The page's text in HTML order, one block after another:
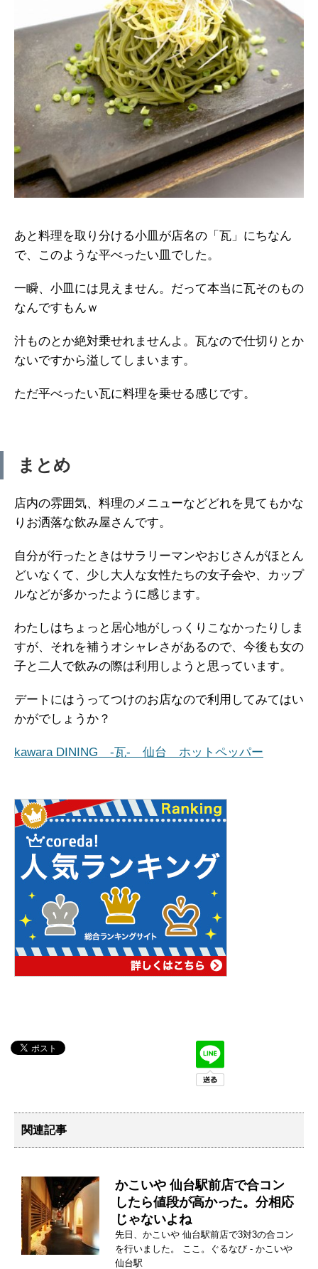
あと料理を取り分ける小皿が店名の「瓦」にちなん
で、このような平べったい皿でした。
一瞬、小皿には見えません。だって本当に瓦そのもの
なんですもんｗ
汁ものとか絶対乗せれませんよ。瓦なので仕切りとか
ないですから溢してしまいます。
ただ平べったい瓦に料理を乗せる感じです。
まとめ
店内の雰囲気、料理のメニューなどどれを見てもかな
りお洒落な飲み屋さんです。
自分が行ったときはサラリーマンやおじさんがほとん
どいなくて、少し大人な女性たちの女子会や、カップ
ルなどが多かったように感じます。
わたしはちょっと居心地がしっくりこなかったりしま
すが、それを補うオシャレさがあるので、今後も女の
子と二人で飲みの際は利用しようと思っています。
デートにはうってつけのお店なので利用してみてはい
かがでしょうか？
kawara DINING -瓦- 仙台 ホットペッパー
関連記事
かこいや 仙台駅前店で合コン
したら値段が高かった。分相応
じゃないよね
先日、かこいや 仙台駅前店で3対3の合コン
を行いました。 ここ。ぐるなび - かこいや
仙台駅